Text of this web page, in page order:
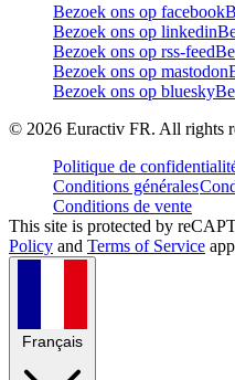
Bezoek ons op facebook
Bezoek ons op linkedin
Bezoek ons op rss-feed
Bezoek ons op mastodon
Bezoek ons op bluesky
© 2026 Euractiv FR. All rights
Politique de
Conditions générales
Conditions de vente
This site is protected by
Policy and Terms of Service
Français